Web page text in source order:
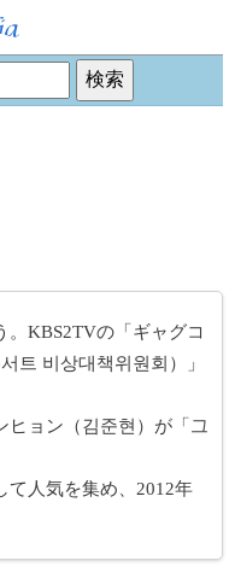
。KBS2TVの「ギャグコ
트 비상대책위원회）」
ヒョン（김준현）が「그
て人気を集め、2012年